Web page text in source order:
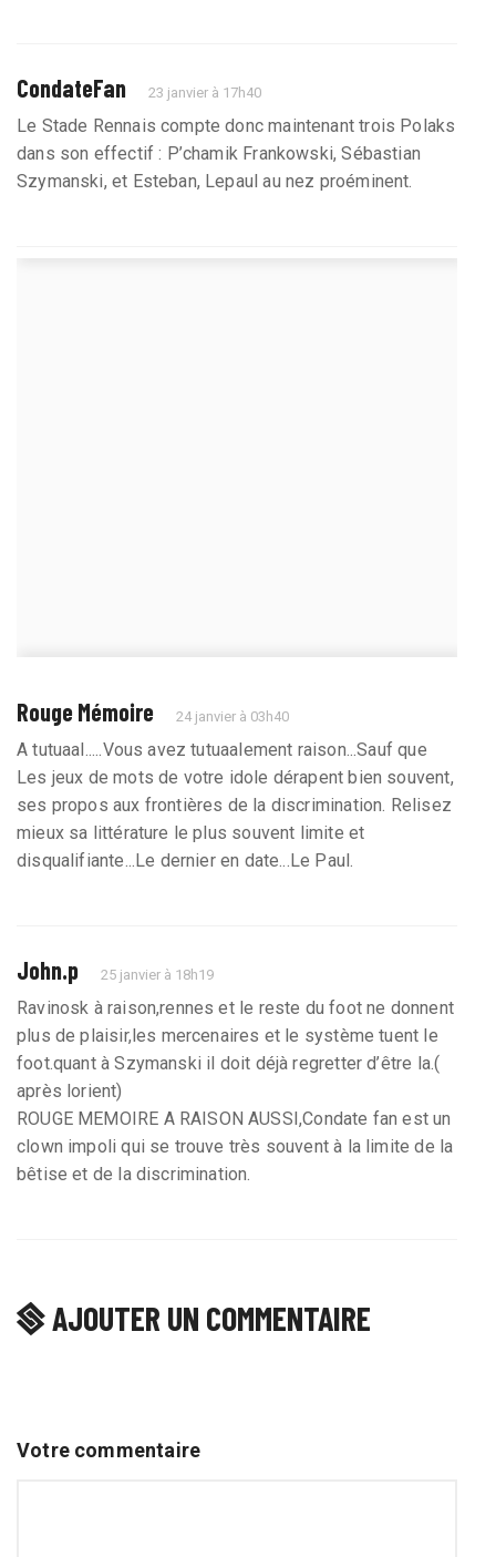
CondateFan 23 janvier à 17h40
Le Stade Rennais compte donc maintenant trois Polaks
dans son effectif : P’chamik Frankowski, Sébastian
Szymanski, et Esteban, Lepaul au nez proéminent.
Rouge Mémoire 24 janvier à 03h40
A tutuaal.....Vous avez tutuaalement raison...Sauf que
Les jeux de mots de votre idole dérapent bien souvent,
ses propos aux frontières de la discrimination. Relisez
mieux sa littérature le plus souvent limite et
disqualifiante...Le dernier en date...Le Paul.
John.p 25 janvier à 18h19
Ravinosk à raison,rennes et le reste du foot ne donnent
plus de plaisir,les mercenaires et le système tuent le
foot.quant à Szymanski il doit déjà regretter d’être la.(
après lorient)
ROUGE MEMOIRE A RAISON AUSSI,Condate fan est un
clown impoli qui se trouve très souvent à la limite de la
bêtise et de la discrimination.
AJOUTER UN COMMENTAIRE
Votre commentaire